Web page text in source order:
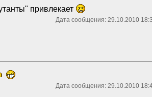
привлекает
Дата сообщения: 29.10.2010
Дата сообщения: 29.10.2010